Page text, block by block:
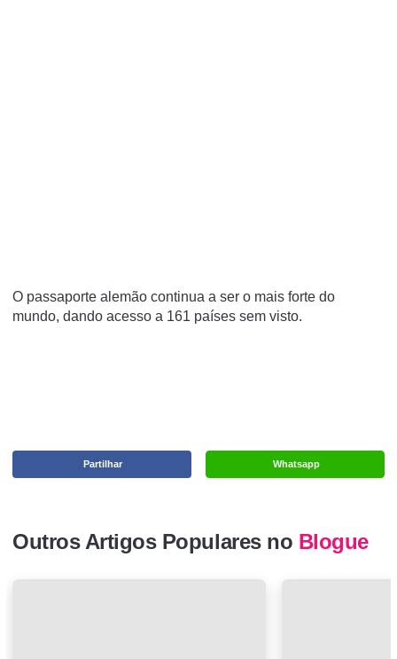
O passaporte alemão continua a ser o mais forte do
mundo, dando acesso a 161 países sem visto.
Whatsapp
Partilhar
Outros Artigos Populares no Blogue